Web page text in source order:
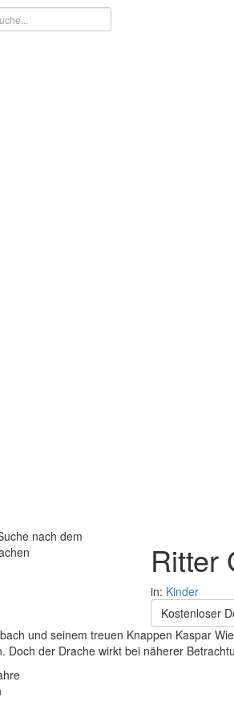
Ritter
in: Kinder
Kostenloser
und seinem treuen Knappen Kaspar
Doch der Drache wirkt bei näherer